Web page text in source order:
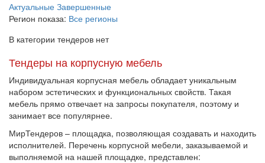
Актуальные Завершенные
Регион показа: Все регионы
В категории тендеров нет
Тендеры на корпусную мебель
Индивидуальная корпусная мебель обладает уникальным
набором эстетических и функциональных свойств. Такая
мебель прямо отвечает на запросы покупателя, поэтому и
занимает все популярнее.
МирТендеров – площадка, позволяющая создавать и находить
исполнителей. Перечень корпусной мебели, заказываемой и
выполняемой на нашей площадке, представлен: